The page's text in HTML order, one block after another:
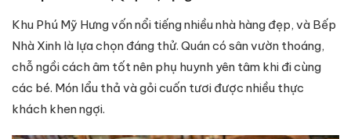
Khu Phú Mỹ Hưng vốn nổi tiếng nhiều nhà hàng đẹp, và Bếp
Nhà Xinh là lựa chọn đáng thử. Quán có sân vườn thoáng,
chỗ ngồi cách âm tốt nên phụ huynh yên tâm khi đi cùng
các bé. Món lẩu thả và gỏi cuốn tươi được nhiều thực
khách khen ngợi.